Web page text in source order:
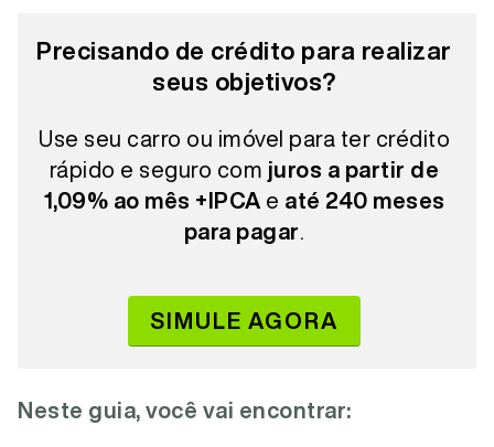
Precisando de crédito para realizar
seus objetivos?
Use seu carro ou imóvel para ter crédito
rápido e seguro com juros a partir de
1,09% ao mês +IPCA e até 240 meses
para pagar
SIMULE AGORA
Neste guia, você vai encontrar: